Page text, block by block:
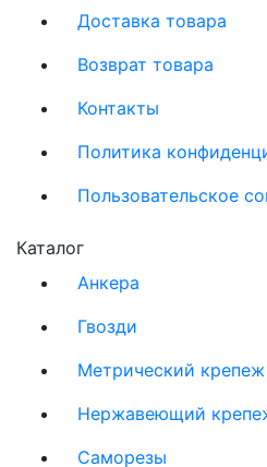
Доставка товара
Возврат товара
Контакты
Политика
Пользовательское
Каталог
Анкера
Гвозди
Метрический крепеж
Нержавеющий
Саморезы